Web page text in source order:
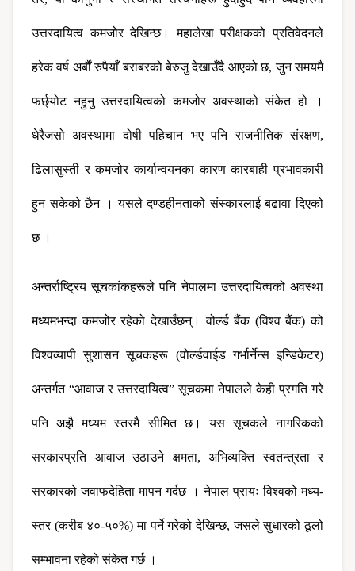
उत्तरदायित्व कमजोर देखिन्छ। महालेखा परीक्षकको प्रतिवेदनले
हरेक वर्ष अर्बौं रुपैयाँ बराबरको बेरुजु देखाउँदै आएको छ, जुन समयमै
फर्छ्योट नहुनु उत्तरदायित्वको कमजोर अवस्थाको संकेत हो ।
धेरैजसो अवस्थामा दोषी पहिचान भए पनि राजनीतिक संरक्षण,
ढिलासुस्ती र कमजोर कार्यान्वयनका कारण कारबाही प्रभावकारी
हुन सकेको छैन । यसले दण्डहीनताको संस्कारलाई बढावा दिएको
छ ।
अन्तर्राष्ट्रिय सूचकांकहरूले पनि नेपालमा उत्तरदायित्वको अवस्था
मध्यमभन्दा कमजोर रहेको देखाउँछन्। वोर्ल्ड बैंक (विश्व बैंक) को
विश्वव्यापी सुशासन सूचकहरू (वोर्ल्डवाईड गर्भार्नेन्स इन्डिकेटर)
अन्तर्गत “आवाज र उत्तरदायित्व” सूचकमा नेपालले केही प्रगति गरे
पनि अझै मध्यम स्तरमै सीमित छ। यस सूचकले नागरिकको
सरकारप्रति आवाज उठाउने क्षमता, अभिव्यक्ति स्वतन्त्रता र
सरकारको जवाफदेहिता मापन गर्दछ । नेपाल प्रायः विश्वको मध्य-
स्तर (करीब ४०-५०%) मा पर्ने गरेको देखिन्छ, जसले सुधारको ठूलो
सम्भावना रहेको संकेत गर्छ ।